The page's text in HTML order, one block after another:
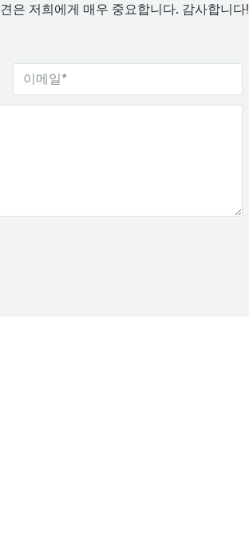
은 저희에게 매우 중요합니다. 감사합니다!